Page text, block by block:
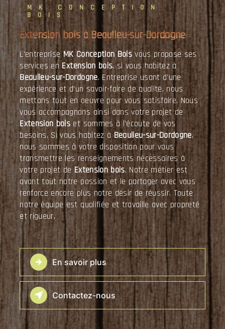
MK CONCEPTION
BOIS
Extension bois à Beaulieu-sur-Dordogne
L’entrepriseMK Conception Boisvous propose ses
services en Extension bois, si vous habitez à
Beaulieu-sur-Dordogne. Entreprise usant d’une
expérience et d’un savoir-faire de qualité, nous
mettons tout en oeuvre pour vous satisfaire. Nous
vous accompagnons ainsi dans votre projet de
Extension bois et sommes à l’écoute de vos
besoins. Si vous habitez àBeaulieu-sur-Dordogne,
nous sommes à votre disposition pour vous
transmettre les renseignements nécessaires à
votre projet deExtension bois. Notre métier est
avant tout notre passion et le partager avec vous
renforce encore plus notre désir de réussir. Toute
notre équipe est qualifiée et travaille avec propreté
et rigueur.
En savoir plus
Contactez-nous